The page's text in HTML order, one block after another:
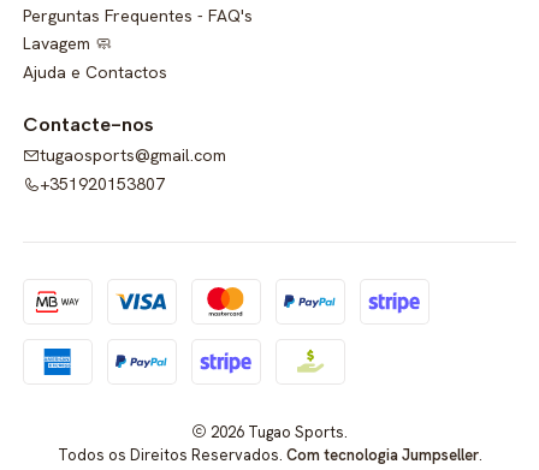
Perguntas Frequentes - FAQ's
Lavagem 🧼
Ajuda e Contactos
Contacte-nos
tugaosports@gmail.com
+351920153807
2026 Tugao Sports.
Todos os Direitos Reservados. Com tecnologia Jumpseller.